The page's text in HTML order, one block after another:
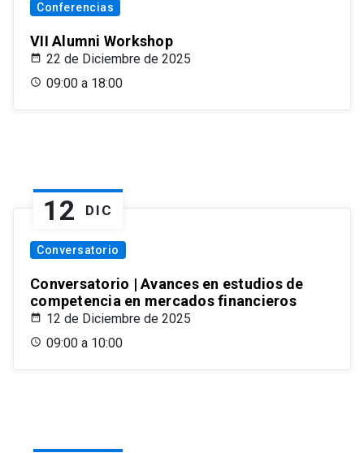
Conferencias
VII Alumni Workshop
22 de Diciembre de 2025
09:00 a 18:00
12 DIC
Conversatorio
Conversatorio | Avances en estudios de
competencia en mercados financieros
12 de Diciembre de 2025
09:00 a 10:00